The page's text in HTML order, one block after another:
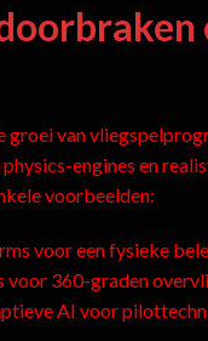
van
engines en
voorbeelden:
voor een fysieke
voor 360-graden
AI voor